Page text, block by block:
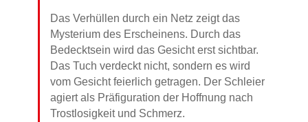
Das Verhüllen durch ein Netz zeigt das
Mysterium des Erscheinens. Durch das
Bedecktsein wird das Gesicht erst sichtbar.
Das Tuch verdeckt nicht, sondern es wird
vom Gesicht feierlich getragen. Der Schleier
agiert als Präfiguration der Hoffnung nach
Trostlosigkeit und Schmerz.